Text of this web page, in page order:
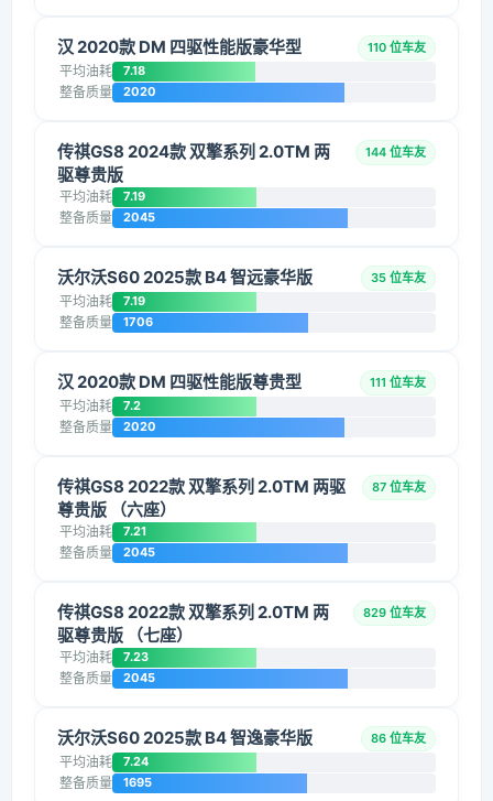
汉 2020款 DM 四驱性能版豪华型 110 位车友
平均油耗 7.18
整备质量 2020
传祺GS8 2024款 双擎系列 2.0TM 两
驱尊贵版
144 位车友
平均油耗 7.19
整备质量 2045
沃尔沃S60 2025款 B4 智远豪华版 35 位车友
平均油耗 7.19
整备质量 1706
汉 2020款 DM 四驱性能版尊贵型 111 位车友
平均油耗 7.2
整备质量 2020
传祺GS8 2022款 双擎系列 2.0TM 两驱
尊贵版 （六座）
87 位车友
平均油耗 7.21
整备质量 2045
传祺GS8 2022款 双擎系列 2.0TM 两
驱尊贵版 （七座）
829 位车友
平均油耗 7.23
整备质量 2045
沃尔沃S60 2025款 B4 智逸豪华版 86 位车友
平均油耗 7.24
整备质量 1695